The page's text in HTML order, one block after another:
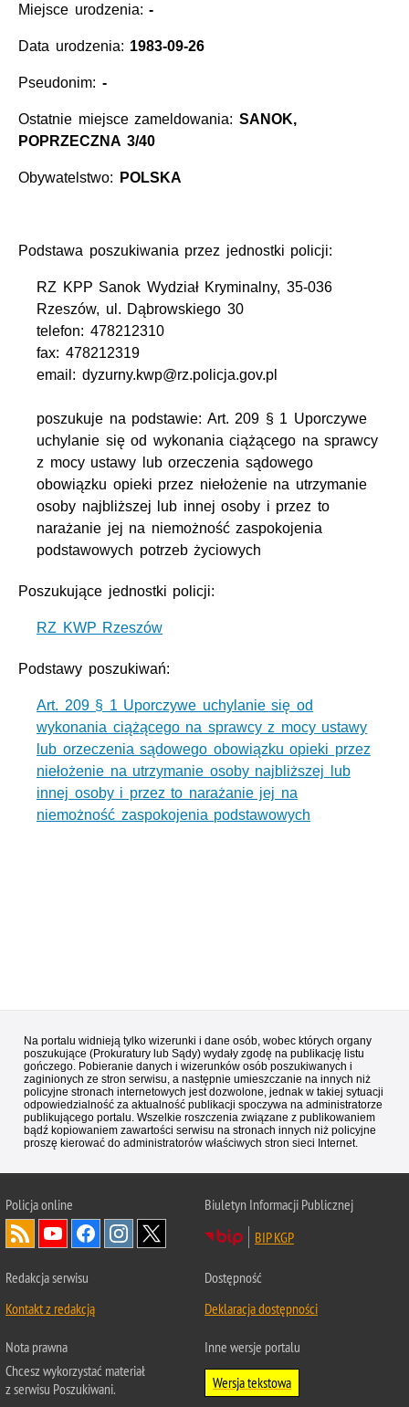
Miejsce urodzenia:-
Data urodzenia: 1983-09-26
Pseudonim: -
Ostatnie miejsce zameldowania: SANOK,
POPRZECZNA 3/40
Obywatelstwo: POLSKA
Podstawa poszukiwania przez jednostki policji:
RZ KPP Sanok Wydział Kryminalny, 35-036
Rzeszów, ul. Dąbrowskiego 30
telefon: 478212310
fax: 478212319
email: dyzurny.kwp@rz.policja.gov.pl
poszukuje na podstawie: Art. 209 § 1 Uporczywe
uchylanie się od wykonania ciążącego na sprawcy
z mocy ustawy lub orzeczenia sądowego
obowiązku opieki przez niełożenie na utrzymanie
osoby najbliższej lub innej osoby i przez to
narażanie jej na niemożność zaspokojenia
podstawowych potrzeb życiowych
Poszukujące jednostki policji:
RZ KWP Rzeszów
Podstawy poszukiwań:
Art. 209 § 1 Uporczywe uchylanie się od
wykonania ciążącego na sprawcy z mocy ustawy
lub orzeczenia sądowego obowiązku opieki przez
niełożenie na utrzymanie osoby najbliższej lub
innej osoby i przez to narażanie jej na
niemożność zaspokojenia podstawowych
Na portalu widnieją tylko wizerunki i dane osób, wobec których organy
poszukujące (Prokuratury lub Sądy) wydały zgodę na publikację listu
gończego. Pobieranie danych i wizerunków osób poszukiwanych i
zaginionych ze stron serwisu, a następnie umieszczanie na innych niż
policyjne stronach internetowych jest dozwolone, jednak w takiej sytuacji
odpowiedzialność za aktualność publikacji spoczywa na administratorze
publikującego portalu. Wszelkie roszczenia związane z publikowaniem
bądź kopiowaniem zawartości serwisu na stronach innych niż policyjne
proszę kierować do administratorów właściwych stron sieci Internet.
Policjaonline
Biuletyn Informacji Publicznej
BIP KGP
Redakcja serwisu
Kontakt z redakcją
Dostępność
Deklaracja dostępności
Nota prawna
Chcesz wykorzystać materiał
z serwisu Poszukiwani.
Inne wersje portalu
Wersja tekstowa